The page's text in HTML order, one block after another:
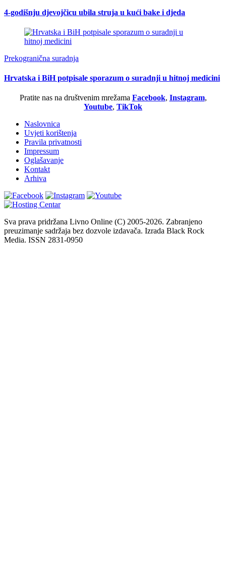
4-godišnju djevojčicu ubila struja u kući bake i djeda
Prekogranična suradnja
Hrvatska i BiH potpisale sporazum o suradnji u hitnoj medicini
Pratite nas na društvenim mrežama Facebook, Instagram,
Youtube, TikTok
Naslovnica
Uvjeti korištenja
Pravila privatnosti
Impressum
Oglašavanje
Kontakt
Arhiva
Sva prava pridržana Livno Online (C) 2005-2026. Zabranjeno
preuzimanje sadržaja bez dozvole izdavača. Izrada Black Rock
Media. ISSN 2831-0950